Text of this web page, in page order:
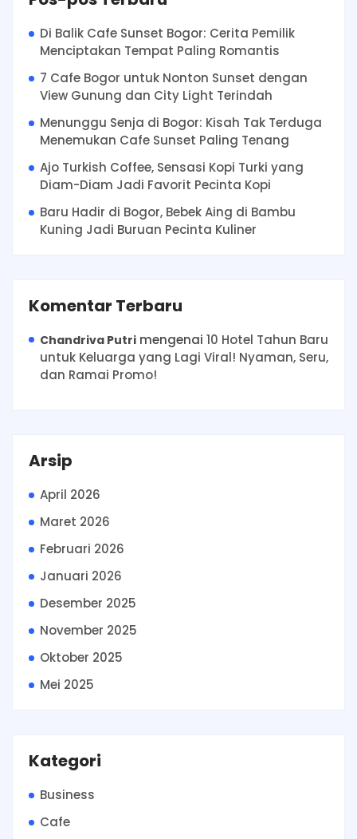
Di Balik Cafe Sunset Bogor: Cerita Pemilik
Menciptakan Tempat Paling Romantis
7 Cafe Bogor untuk Nonton Sunset dengan
View Gunung dan City Light Terindah
Menunggu Senja di Bogor: Kisah Tak Terduga
Menemukan Cafe Sunset Paling Tenang
Ajo Turkish Coffee, Sensasi Kopi Turki yang
Diam-Diam Jadi Favorit Pecinta Kopi
Baru Hadir di Bogor, Bebek Aing di Bambu
Kuning Jadi Buruan Pecinta Kuliner
Komentar Terbaru
Chandriva Putri mengenai 10 Hotel Tahun Baru
untuk Keluarga yang Lagi Viral! Nyaman, Seru,
dan Ramai Promo!
Arsip
April 2026
Maret 2026
Februari 2026
Januari 2026
Desember 2025
November 2025
Oktober 2025
Mei 2025
Kategori
Business
Cafe